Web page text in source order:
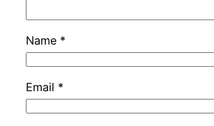
Name *
Email *